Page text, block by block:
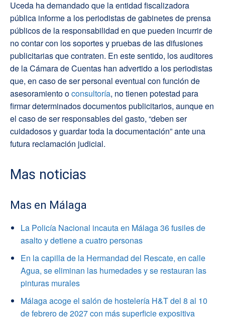
Uceda ha demandado que la entidad fiscalizadora
pública informe a los periodistas de gabinetes de prensa
públicos de la responsabilidad en que pueden incurrir de
no contar con los soportes y pruebas de las difusiones
publicitarias que contraten. En este sentido, los auditores
de la Cámara de Cuentas han advertido a los periodistas
que, en caso de ser personal eventual con función de
asesoramiento oconsultoría, no tienen potestad para
firmar determinados documentos publicitarios, aunque en
el caso de ser responsables del gasto, “deben ser
cuidadosos y guardar toda la documentación” ante una
futura reclamación judicial.
Mas noticias
Mas en Málaga
La Policía Nacional incauta en Málaga 36 fusiles de
asalto y detiene a cuatro personas
En la capilla de la Hermandad del Rescate, en calle
Agua, se eliminan las humedades y se restauran las
pinturas murales
Málaga acoge el salón de hostelería H&T del 8 al 10
de febrero de 2027 con más superficie expositiva